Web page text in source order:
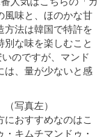
風味と、ほのかな甘
方法は韓国で特許を
な味を楽しむこと
のですが、マンド
は、量が少ないと感
写真左）
おすすめなのはこ
キムチマンドゥ・